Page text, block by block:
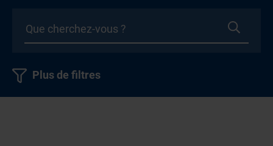
Plus de filtres